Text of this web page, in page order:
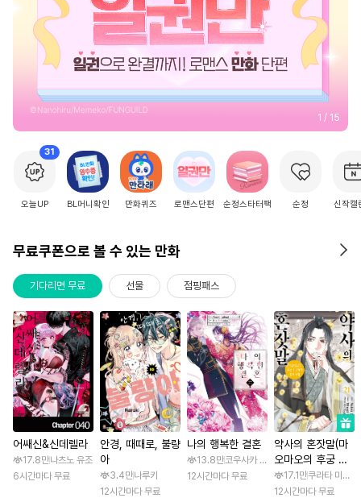
2 / 15
31
오늘UP BL머니확인 만화퀴즈 로맨스단편 순정스타터팩 순정 신작캘
무료쿠폰으로 볼 수 있는 만화
기다리면 무료 선물 점핑패스
어쌔신&신데렐라
17.8만나츠노 유조
6시간마다 무료
안경, 때때로, 불량
아
3.4만나루키
12시간마다 무료
나의 행복한 결혼
13.8만코우사카 리토 / 아기토기 아쿠미
12시간마다 무료
약사의 혼잣말(마
오마오의 후궁 수
수께끼 풀이수첩)
17.1만쿠라타 미노
12시간마다 무료